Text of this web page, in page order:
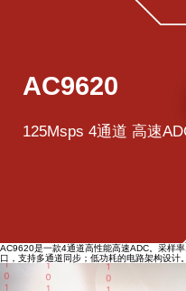
AC9620
125Msps 4通道 高速
AC9620是一款4通道高性能高速ADC。采样
口，支持多通道同步；低功耗的电路架构设计。